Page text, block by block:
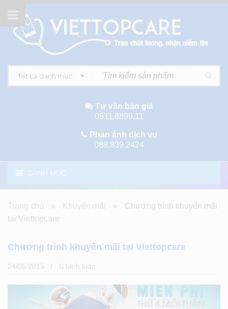
Tất cả danh mục
Tư vấn báo giá
0911.8899.11
Phản ánh dịch vụ
088.839.2424
DANH MỤC
Trang chủ » Khuyến mãi »
Chương trình khuyến mãi
tại Viettopcare
Chương trình khuyến mãi tại Viettopcare
24/05/2015 0 bình luân